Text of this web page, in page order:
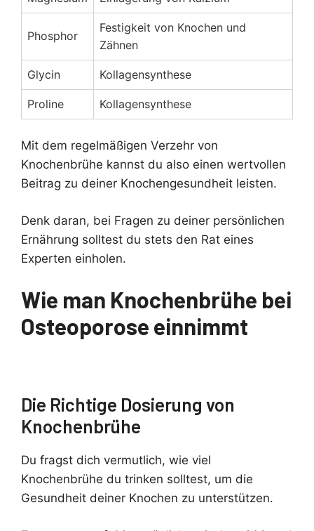
Phosphor
Festigkeit von Knochen und
Zähnen
Glycin Kollagensynthese
Proline Kollagensynthese
Mit dem regelmäßigen Verzehr von
Knochenbrühe kannst du also einen wertvollen
Beitrag zu deiner Knochengesundheit leisten.
Denk daran, bei Fragen zu deiner persönlichen
Ernährung solltest du stets den Rat eines
Experten einholen.
Wie man Knochenbrühe bei
Osteoporose einnimmt
Die Richtige Dosierung von
Knochenbrühe
Du fragst dich vermutlich, wie viel
Knochenbrühe du trinken solltest, um die
Gesundheit deiner Knochen zu unterstützen.